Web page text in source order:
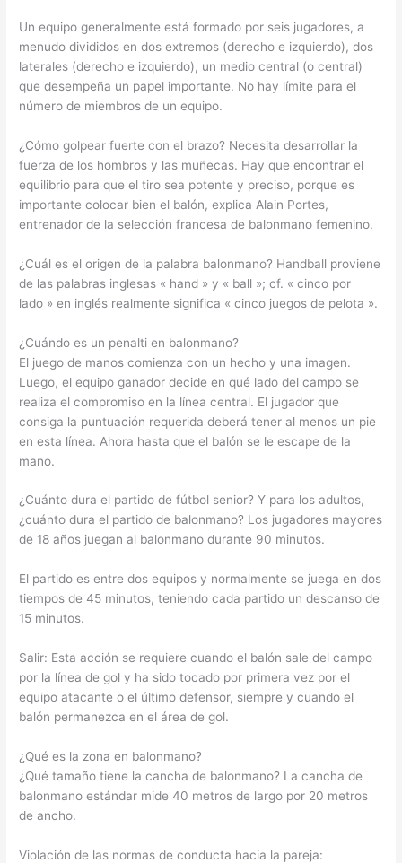
Un equipo generalmente está formado por seis jugadores, a
menudo divididos en dos extremos (derecho e izquierdo), dos
laterales (derecho e izquierdo), un medio central (o central)
que desempeña un papel importante. No hay límite para el
número de miembros de un equipo.
¿Cómo golpear fuerte con el brazo? Necesita desarrollar la
fuerza de los hombros y las muñecas. Hay que encontrar el
equilibrio para que el tiro sea potente y preciso, porque es
importante colocar bien el balón, explica Alain Portes,
entrenador de la selección francesa de balonmano femenino.
¿Cuál es el origen de la palabra balonmano? Handball proviene
de las palabras inglesas « hand » y « ball »; cf. « cinco por
lado » en inglés realmente significa « cinco juegos de pelota ».
¿Cuándo es un penalti en balonmano?
El juego de manos comienza con un hecho y una imagen.
Luego, el equipo ganador decide en qué lado del campo se
realiza el compromiso en la línea central. El jugador que
consiga la puntuación requerida deberá tener al menos un pie
en esta línea. Ahora hasta que el balón se le escape de la
mano.
¿Cuánto dura el partido de fútbol senior? Y para los adultos,
¿cuánto dura el partido de balonmano? Los jugadores mayores
de 18 años juegan al balonmano durante 90 minutos.
El partido es entre dos equipos y normalmente se juega en dos
tiempos de 45 minutos, teniendo cada partido un descanso de
15 minutos.
Salir: Esta acción se requiere cuando el balón sale del campo
por la línea de gol y ha sido tocado por primera vez por el
equipo atacante o el último defensor, siempre y cuando el
balón permanezca en el área de gol.
¿Qué es la zona en balonmano?
¿Qué tamaño tiene la cancha de balonmano? La cancha de
balonmano estándar mide 40 metros de largo por 20 metros
de ancho.
Violación de las normas de conducta hacia la pareja: